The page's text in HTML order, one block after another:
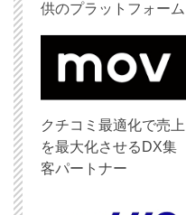
供のプラットフォーム
クチコミ最適化で売上
を最大化させるDX集
客パートナー